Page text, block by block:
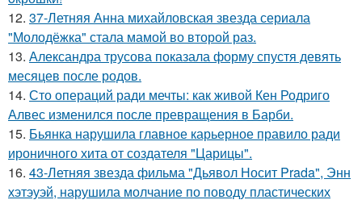
12. 37-Летняя Анна михайловская звезда сериала
"Молодёжка" стала мамой во второй раз.
13. Александра трусова показала форму спустя девять
месяцев после родов.
14. Сто операций ради мечты: как живой Кен Родриго
Алвес изменился после превращения в Барби.
15. Бьянка нарушила главное карьерное правило ради
ироничного хита от создателя "Царицы".
16. 43-Летняя звезда фильма "Дьявол Носит Prada", Энн
хэтэуэй, нарушила молчание по поводу пластических